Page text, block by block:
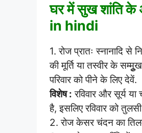
घर में सुख शांति
in hindi
1. रोज प्रातः स्नानादि
की मूर्ति या तस्वीर के
परिवार को पीने के लिए देवें.
विशेष : रविवार और सूर्य
है, इसलिए रविवार को
2. रोज केसर चंदन का